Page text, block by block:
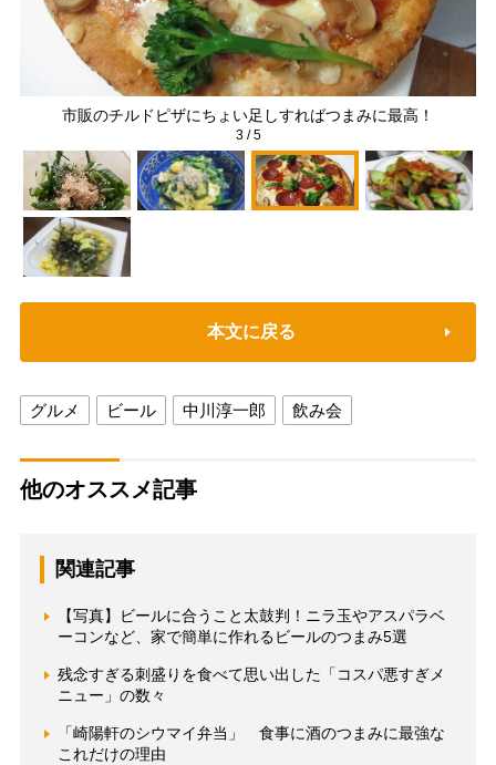
市販のチルドピザにちょい足しすればつまみに最高！
3/5
本文に戻る
グルメ ビール 中川淳一郎 飲み会
他のオススメ記事
関連記事
【写真】ビールに合うこと太鼓判！ニラ玉やアスパラベ
ーコンなど、家で簡単に作れるビールのつまみ5選
残念すぎる刺盛りを食べて思い出した「コスパ悪すぎメ
ニュー」の数々
「崎陽軒のシウマイ弁当」 食事に酒のつまみに最強な
これだけの理由